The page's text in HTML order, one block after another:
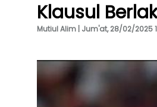
Klausul
Mutiul Alim | Jum'at, 28/02/2025